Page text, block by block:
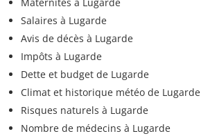
Maternités à Lugarde
Salaires à Lugarde
Avis de décès à Lugarde
Impôts à Lugarde
Dette et budget de Lugarde
Climat et historique météo de Lugarde
Risques naturels à Lugarde
Nombre de médecins à Lugarde